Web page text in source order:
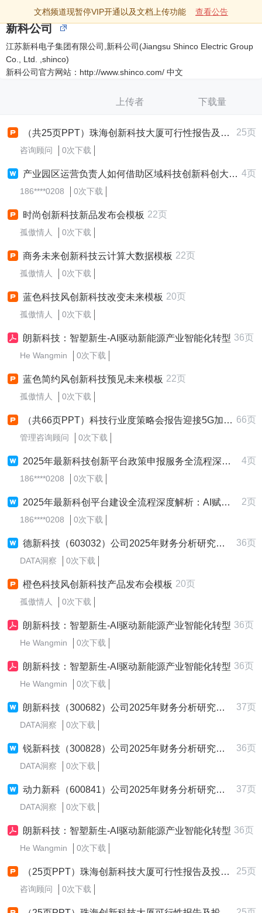
文档频道现暂停VIP开通以及文档上传功能 查看公告
新科公司
江苏新科电子集团有限公司,新科公司(Jiangsu Shinco Electric Group
Co., Ltd. ,shinco)
新科公司官方网站：http://www.shinco.com/ 中文
上传者 下载量
（共25页PPT）珠海创新科技大厦可行性报告及投资方案 25页
咨询顾问 0次下载
产业园区运营负责人如何借助区域科技创新科创大脑提升企业服务能力？ 4页
186****0208 0次下载
时尚创新科技新品发布会模板 22页
孤傲情人 0次下载
商务未来创新科技云计算大数据模板 22页
孤傲情人 0次下载
蓝色科技风创新科技改变未来模板 20页
孤傲情人 0次下载
朗新科技：智塑新生-AI驱动新能源产业智能化转型 36页
He Wangmin 0次下载
蓝色简约风创新科技预见未来模板 22页
孤傲情人 0次下载
（共66页PPT）科技行业度策略会报告迎接5G加人工智能新科技1101国泰君安 66页
管理咨询顾问 0次下载
2025年最新科技创新平台政策申报服务全流程深度解析与AI赋能实践 4页
186****0208 0次下载
2025年最新科创平台建设全流程深度解析：AI赋能科技成果转化与产业升级 2页
186****0208 0次下载
德新科技（603032）公司2025年财务分析研究报告 36页
DATA洞察 0次下载
橙色科技风创新科技产品发布会模板 20页
孤傲情人 0次下载
朗新科技：智塑新生-AI驱动新能源产业智能化转型 36页
He Wangmin 0次下载
朗新科技：智塑新生-AI驱动新能源产业智能化转型 36页
He Wangmin 0次下载
朗新科技（300682）公司2025年财务分析研究报告 37页
DATA洞察 0次下载
锐新科技（300828）公司2025年财务分析研究报告 36页
DATA洞察 0次下载
动力新科（600841）公司2025年财务分析研究报告 37页
DATA洞察 0次下载
朗新科技：智塑新生-AI驱动新能源产业智能化转型 36页
He Wangmin 0次下载
（25页PPT）珠海创新科技大厦可行性报告及投资方案烦烦优创 25页
咨询顾问 0次下载